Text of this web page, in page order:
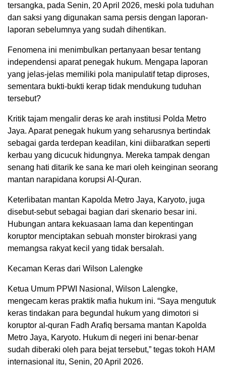
tersangka, pada Senin, 20 April 2026, meski pola tuduhan
dan saksi yang digunakan sama persis dengan laporan-
laporan sebelumnya yang sudah dihentikan.
Fenomena ini menimbulkan pertanyaan besar tentang
independensi aparat penegak hukum. Mengapa laporan
yang jelas-jelas memiliki pola manipulatif tetap diproses,
sementara bukti-bukti kerap tidak mendukung tuduhan
tersebut?
Kritik tajam mengalir deras ke arah institusi Polda Metro
Jaya. Aparat penegak hukum yang seharusnya bertindak
sebagai garda terdepan keadilan, kini diibaratkan seperti
kerbau yang dicucuk hidungnya. Mereka tampak dengan
senang hati ditarik ke sana ke mari oleh keinginan seorang
mantan narapidana korupsi Al-Quran.
Keterlibatan mantan Kapolda Metro Jaya, Karyoto, juga
disebut-sebut sebagai bagian dari skenario besar ini.
Hubungan antara kekuasaan lama dan kepentingan
koruptor menciptakan sebuah monster birokrasi yang
memangsa rakyat kecil yang tidak bersalah.
Kecaman Keras dari Wilson Lalengke
Ketua Umum PPWI Nasional, Wilson Lalengke,
mengecam keras praktik mafia hukum ini. “Saya mengutuk
keras tindakan para begundal hukum yang dimotori si
koruptor al-quran Fadh Arafiq bersama mantan Kapolda
Metro Jaya, Karyoto. Hukum di negeri ini benar-benar
sudah diberaki oleh para bejat tersebut,” tegas tokoh HAM
internasional itu, Senin, 20 April 2026.